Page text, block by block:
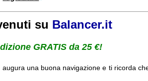
su Balancer.it
GRATIS da 25 €!
una buona navigazione e ti ricorda